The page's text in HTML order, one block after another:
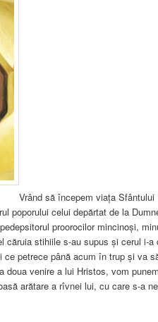
Vrând să începem viața
poporului celui depărtat de la
proorocilor mincinoși,
căruia stihiile s-au supus și cerul i-
ce petrece până acum în trup și va
doua venire a lui Hristos, vom
arătare a rîvnei lui, cu care s-a